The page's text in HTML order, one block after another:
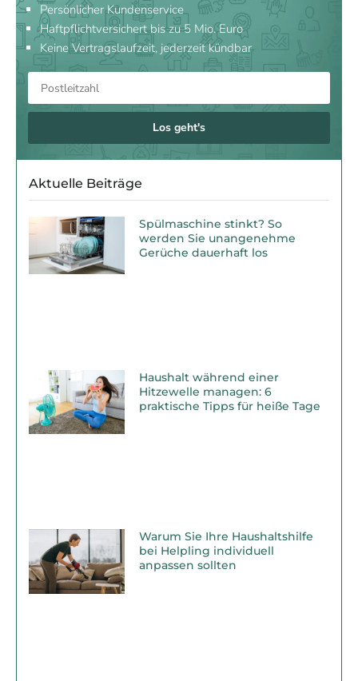
Persönlicher Kundenservice
Haftpflichtversichert bis zu 5 Mio. Euro
Keine Vertragslaufzeit, jederzeit kündbar
Los geht's
Aktuelle Beiträge
Spülmaschine stinkt? So
werden Sie unangenehme
Gerüche dauerhaft los
Haushalt während einer
Hitzewelle managen: 6
praktische Tipps für heiße Tage
Warum Sie Ihre Haushaltshilfe
bei Helpling individuell
anpassen sollten